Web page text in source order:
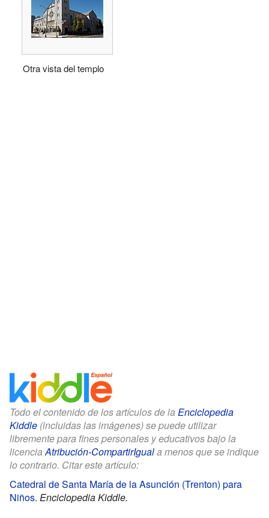
Otra vista del templo
Todo el contenido de los artículos de la Enciclopedia
Kiddle (incluidas las imágenes) se puede utilizar
libremente para fines personales y educativos bajo la
licenciaAtribución-CompartirIguala menos que se indique
lo contrario. Citar este artículo:
Catedral de Santa María de la Asunción (Trenton) para
Niños. Enciclopedia Kiddle.